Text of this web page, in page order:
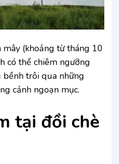
(khoảng từ tháng 10
có thể chiêm ngưỡng
trôi qua những
cảnh ngoạn mục.
tại đồi chè